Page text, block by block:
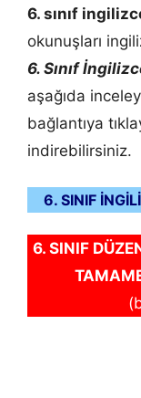
6. sınıf
okunuşları
6. Sınıf
aşağıda
bağlantıya
indirebilirsiniz.
6. SINIF
6. SINIF